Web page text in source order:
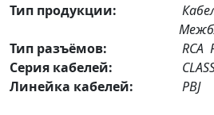
Тип продукции:
Тип разъёмов:
RCA
Серия кабелей:
Линейка кабелей:
PBJ